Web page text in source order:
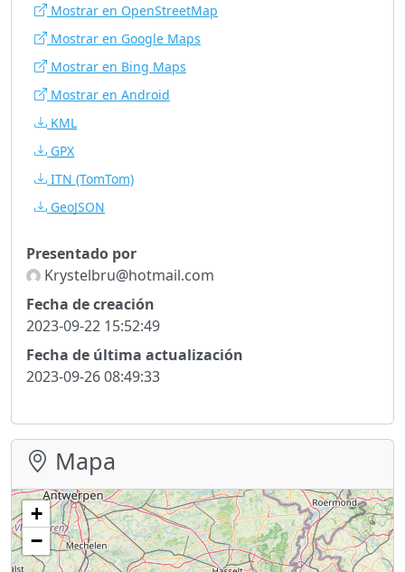
Mostrar en OpenStreetMap
Mostrar en Google Maps
Mostrar en Bing Maps
Mostrar en Android
KML
GPX
ITN (TomTom)
GeoJSON
Presentado por
Krystelbru@hotmail.com
Fecha de creación
2023-09-22 15:52:49
Fecha de última actualización
2023-09-26 08:49:33
Mapa
+
−